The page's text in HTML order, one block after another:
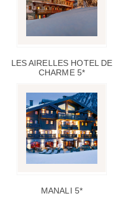
LES AIRELLES HOTEL DE
CHARME 5*
MANALI 5*